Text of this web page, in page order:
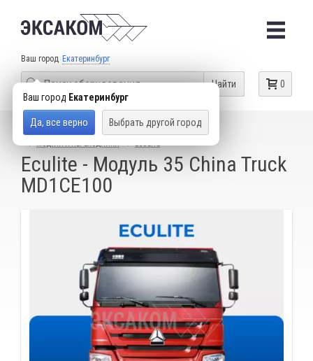
Ваш город Екатеринбург
Ваш город Екатеринбург
Да, все верно Выбрать другой город
0
Найти
КАТАЛОГ ТОВАРОВ
ОБОРУДОВАНИЕ ДЛЯ ЧИП-ТЮНИНГА
Eculite - Модуль 35 China Truck
MD1CE100